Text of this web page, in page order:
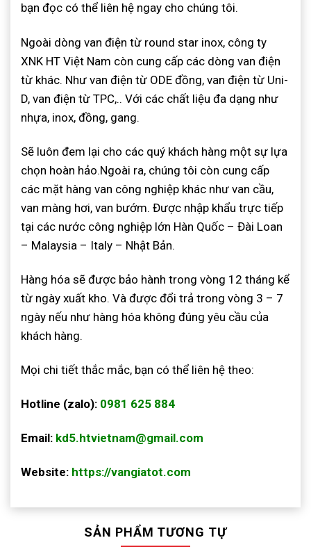
bạn đọc có thể liên hệ ngay cho chúng tôi.
Ngoài dòng van điện từ round star inox, công ty
XNK HT Việt Nam còn cung cấp các dòng van điện
từ khác. Như van điện từ ODE đồng, van điện từ Uni-
D, van điện từ TPC,.. Với các chất liệu đa dạng như
nhựa, inox, đồng, gang.
Sẽ luôn đem lại cho các quý khách hàng một sự lựa
chọn hoàn hảo.Ngoài ra, chúng tôi còn cung cấp
các mặt hàng van công nghiệp khác như van cầu,
van màng hơi, van bướm. Được nhập khẩu trực tiếp
tại các nước công nghiệp lớn Hàn Quốc – Đài Loan
– Malaysia – Italy – Nhật Bản.
Hàng hóa sẽ được bảo hành trong vòng 12 tháng kể
từ ngày xuất kho. Và được đổi trả trong vòng 3 – 7
ngày nếu như hàng hóa không đúng yêu cầu của
khách hàng.
Mọi chi tiết thắc mắc, bạn có thể liên hệ theo:
Hotline (zalo): 0981 625 884
Email: kd5.htvietnam@gmail.com
Website: https://vangiatot.com
SẢN PHẨM TƯƠNG TỰ